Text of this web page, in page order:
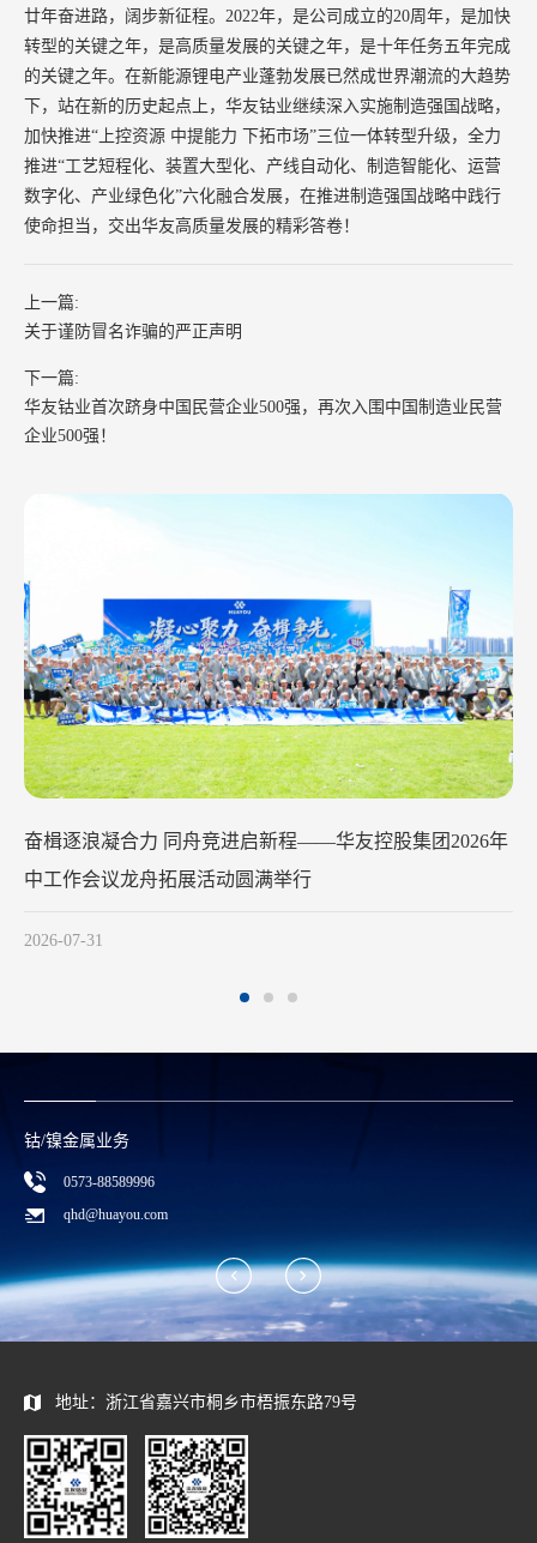
华友钴业2026年中工作会议在苏州召开
廿年奋进路，阔步新征程。2022年，是公司成立的20周年，是加快
转型的关键之年，是高质量发展的关键之年，是十年任务五年完成
的关键之年。在新能源锂电产业蓬勃发展已然成世界潮流的大趋势
下，站在新的历史起点上，华友钴业继续深入实施制造强国战略，
加快推进“上控资源 中提能力 下拓市场”三位一体转型升级，全力
推进“工艺短程化、装置大型化、产线自动化、制造智能化、运营
数字化、产业绿色化”六化融合发展，在推进制造强国战略中践行
使命担当，交出华友高质量发展的精彩答卷！
上一篇:
关于谨防冒名诈骗的严正声明
下一篇:
华友钴业首次跻身中国民营企业500强，再次入围中国制造业民营
企业500强！
钴/镍金属业务
0573-88589996
qhd@huayou.com
地址：浙江省嘉兴市桐乡市梧振东路79号